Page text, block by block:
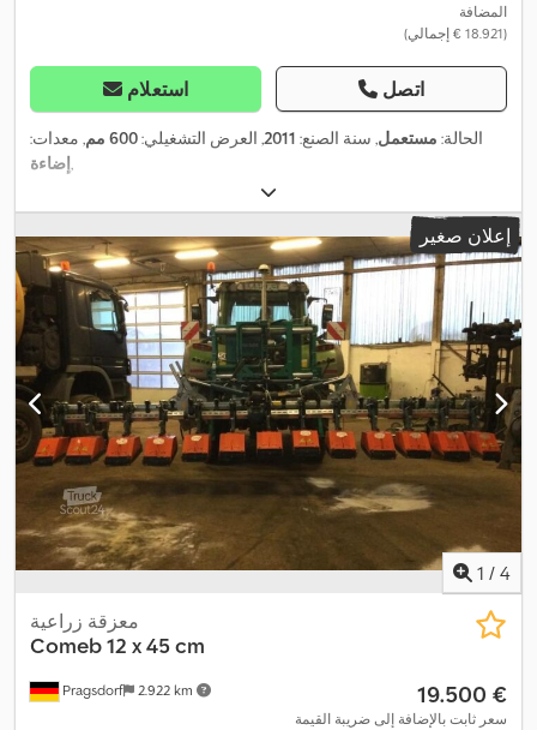
المضافة
(‏18.921 € إجمالي)
استعلام اتصل
الحالة: مستعمل, سنة الصنع: 2011, العرض التشغيلي:600 مم
, معدات:
إضاءة,
إعلان صغير
1 / 4
Pragsdorf 2.922 km
معزقة زراعية
Comeb 12 x 45 cm
‏19.500 €
سعر ثابت بالإضافة إلى ضريبة القيمة